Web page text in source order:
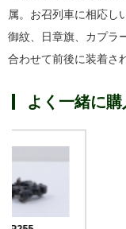
属。お召列車に相応し
御紋、日章旗、カプラ
合わせて前後に装着さ
よく一緒に